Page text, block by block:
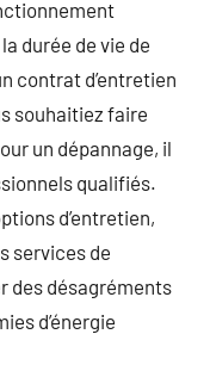
durée de vie de
contrat d’entretien
souhaitiez faire
un dépannage, il
qualifiés.
d’entretien,
services de
des désagréments
d’énergie